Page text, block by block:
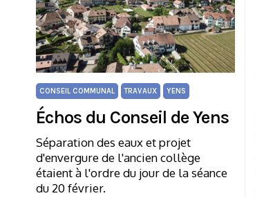
CONSEIL COMMUNAL TRAVAUX YENS
Échos du Conseil de Yens
Séparation des eaux et projet
d'envergure de l'ancien collège
étaient à l'ordre du jour de la séance
du 20 février.